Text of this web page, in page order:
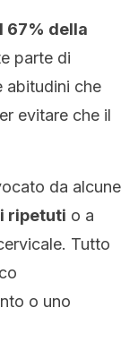
67% della
parte di
abitudini che
evitare che il
da alcune
ripetuti o a
Tutto
o uno